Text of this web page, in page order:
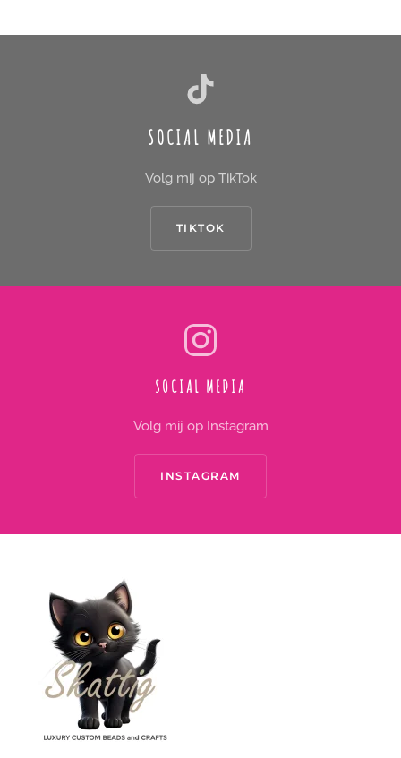
SOCIAL MEDIA
Volg mij op TikTok
TIKTOK
SOCIAL MEDIA
Volg mij op Instagram
INSTAGRAM